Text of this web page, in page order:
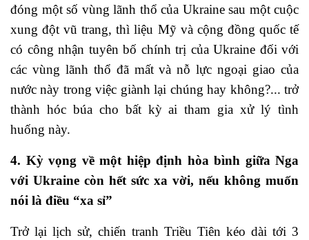
đóng một số vùng lãnh thổ của Ukraine sau một cuộc
xung đột vũ trang, thì liệu Mỹ và cộng đồng quốc tế
có công nhận tuyên bố chính trị của Ukraine đối với
các vùng lãnh thổ đã mất và nỗ lực ngoại giao của
nước này trong việc giành lại chúng hay không?... trở
thành hóc búa cho bất kỳ ai tham gia xử lý tình
huống này.
4. Kỳ vọng về một hiệp định hòa bình giữa Nga
với Ukraine còn hết sức xa vời, nếu không muốn
nói là điều “xa sỉ”
Trở lại lịch sử, chiến tranh Triều Tiên kéo dài tới 3